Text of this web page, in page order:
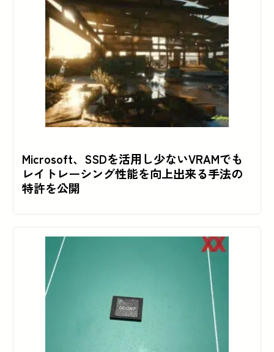
Microsoft、SSDを活用し少ないVRAMでも
レイトレーシング性能を向上出来る手法の
特許を公開